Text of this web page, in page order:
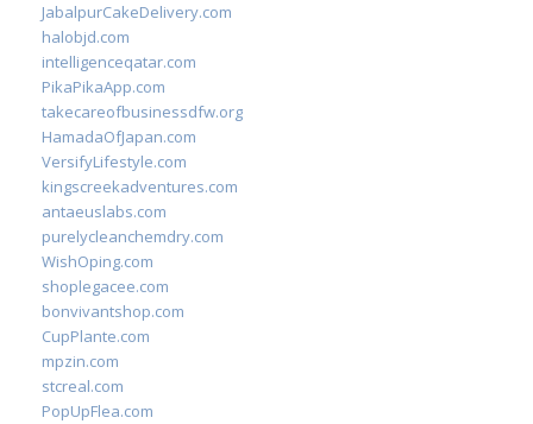
JabalpurCakeDelivery.com
halobjd.com
intelligenceqatar.com
PikaPikaApp.com
takecareofbusinessdfw.org
HamadaOfJapan.com
VersifyLifestyle.com
kingscreekadventures.com
antaeuslabs.com
purelycleanchemdry.com
WishOping.com
shoplegacee.com
bonvivantshop.com
CupPlante.com
mpzin.com
stcreal.com
PopUpFlea.com